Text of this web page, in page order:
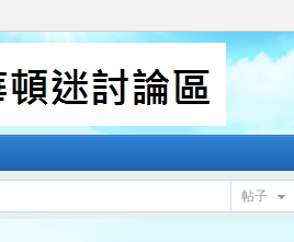
帖子